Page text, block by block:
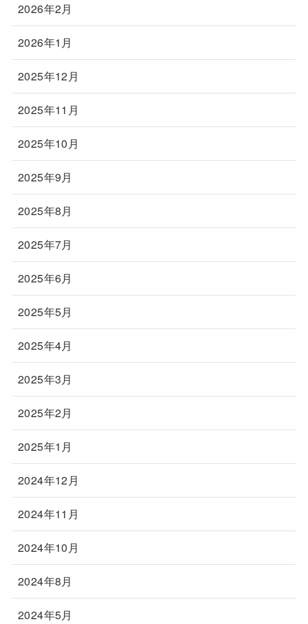
2026年2月
2026年1月
2025年12月
2025年11月
2025年10月
2025年9月
2025年8月
2025年7月
2025年6月
2025年5月
2025年4月
2025年3月
2025年2月
2025年1月
2024年12月
2024年11月
2024年10月
2024年8月
2024年5月